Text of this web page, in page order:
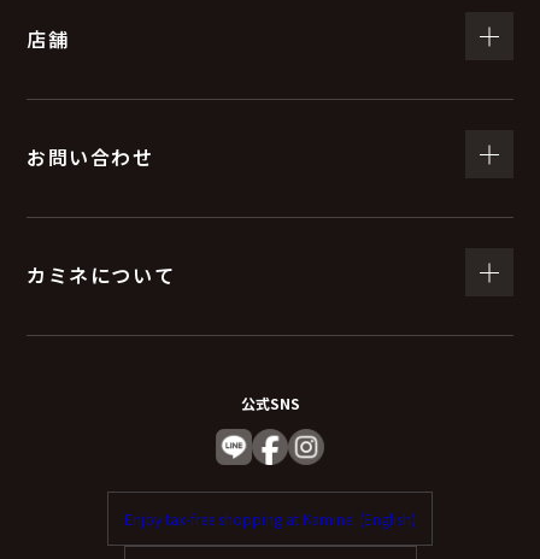
取得した個人情報の取扱いの全部又は一部を委託するこ
置にて個人情報の取扱いを行っている企業を選定し、委
果
個人情報を与えることは任意です。
は、お問い合わせ内容に回答できない可能性がありま
（７）保有個人データの開示等および問い合わ
せ窓口について
店舗
お問い合わせ
カミネについて
公式SNS
Enjoy tax-free shopping at Kamine. (English)